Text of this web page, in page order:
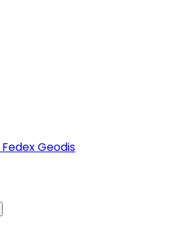
FedexGeodis